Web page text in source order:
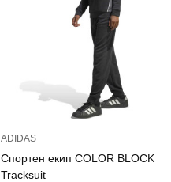
ADIDAS
Спортен екип COLOR BLOCK
Tracksuit